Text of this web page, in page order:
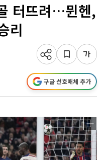
터뜨려…뮌헨,
리
구글 선호매체 추가